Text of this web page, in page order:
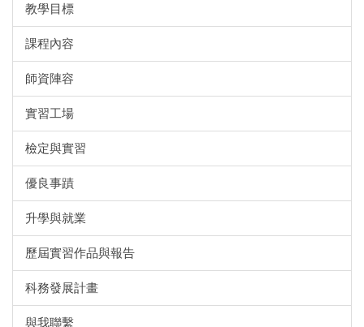
教學目標
課程內容
師資陣容
實習工場
檢定與實習
優良事蹟
升學與就業
歷屆實習作品與報告
科務發展計畫
與我聯繫